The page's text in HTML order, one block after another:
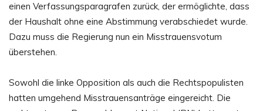
einen Verfassungsparagrafen zurück, der ermöglichte, dass
der Haushalt ohne eine Abstimmung verabschiedet wurde.
Dazu muss die Regierung nun ein Misstrauensvotum
überstehen.
Sowohl die linke Opposition als auch die Rechtspopulisten
hatten umgehend Misstrauensanträge eingereicht. Die